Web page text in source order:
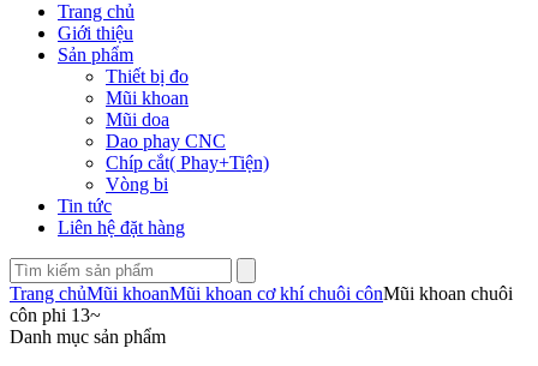
Trang chủ
Giới thiệu
Sản phẩm
Thiết bị đo
Mũi khoan
Mũi doa
Dao phay CNC
Chíp cắt( Phay+Tiện)
Vòng bi
Tin tức
Liên hệ đặt hàng
Trang chủMũi khoanMũi khoan cơ khí chuôi cônMũi khoan chuôi
côn phi 13~
Danh mục sản phẩm